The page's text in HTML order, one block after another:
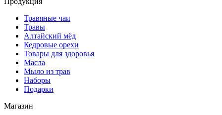
Травяные чаи
Травы
Алтайский мёд
Кедровые орехи
Товары для здоровья
Масла
Мыло из трав
Наборы
Подарки
Магазин